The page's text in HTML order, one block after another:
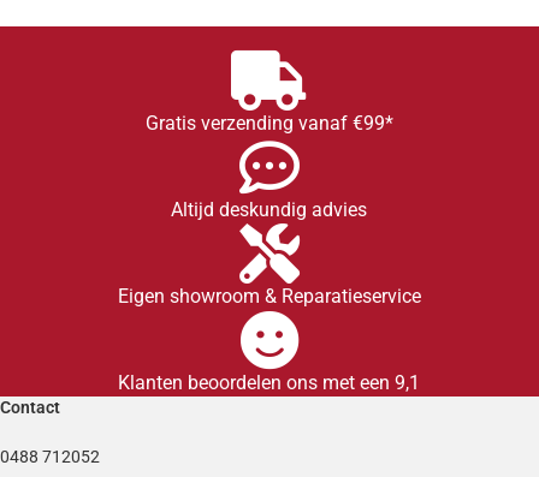
Gratis verzending vanaf €99*
Altijd deskundig advies
Eigen showroom & Reparatieservice
Klanten beoordelen ons met een 9,1
Contact
0488 712052